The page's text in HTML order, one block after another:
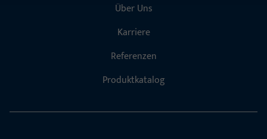
Über Uns
Karriere
Referenzen
Produktkatalog